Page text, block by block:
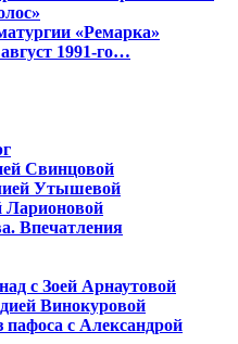
«Ремарка»
1991-го…
Свинцовой
Утышевой
Ларионовой
Впечатления
с Зоей Арнаутовой
Винокуровой
пафоса с Александрой